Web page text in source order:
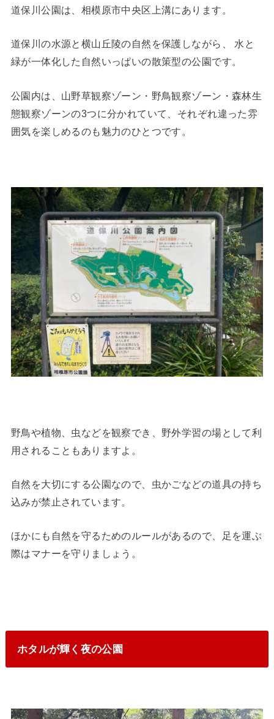
道保川公園は、相模原市中央区上溝にあります。
道保川の水源と横山丘陵の自然を保護しながら、 水と
緑が一体化した自然いっぱいの散策型の公園です。
公園内は、山野草観察ゾーン・野鳥観察ゾーン・森林生
態観察ゾーンの3つに分かれていて、それぞれ違った雰
囲気を楽しめるのも魅力のひとつです。
野鳥や植物、虫などを観察でき、野外学習の場として利
用されることもありますよ。
自然を大切にする公園なので、虫かごなどの道具の持ち
込みが禁止されています。
ほかにも自然を守るためのルールがあるので、足を運ぶ
際はマナーを守りましょう。
ホタルが輝く夜の公園